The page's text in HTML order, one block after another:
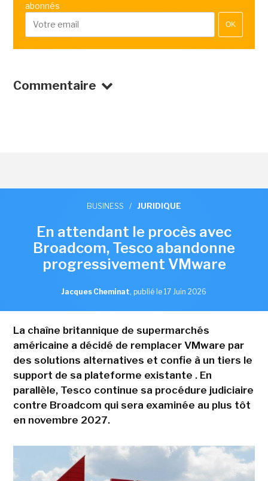
abonnés
OK
Commentaire
BUSINESS / JURIDIQUE
En attendant le procès avec
Broadcom, Tesco abandonne
progressivement VMware
Jacques Cheminat, publié le 17 Juin 2026
La chaîne britannique de supermarchés
américaine a décidé de remplacer VMware par
des solutions alternatives et confie à un tiers le
support de sa plateforme existante . En
parallèle, Tesco continue sa procédure judiciaire
contre Broadcom qui sera examinée au plus tôt
en novembre 2027.